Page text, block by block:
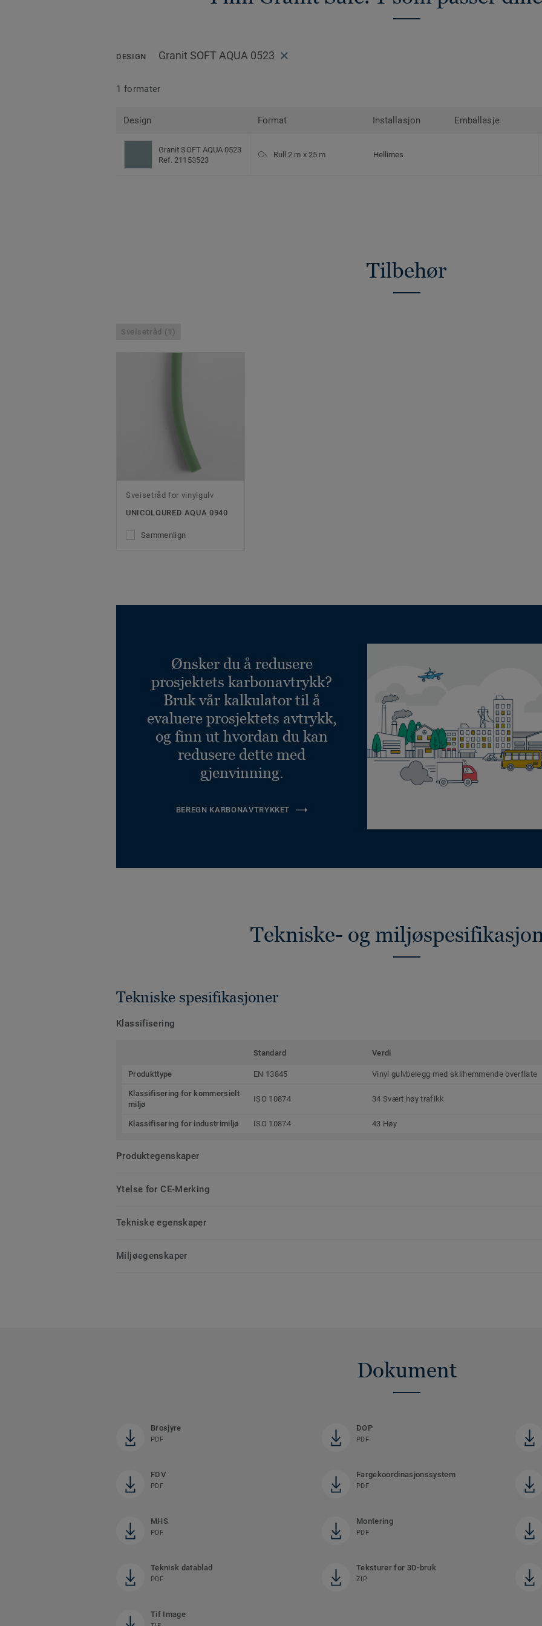
DESIGN Granit SOFT AQUA 0523
1 formater
Design Format Installasjon Emballasje
Granit SOFT AQUA 0523
Ref. 21153523
Rull 2 m x 25 m Hellimes
Tilbehør
Sveisetråd (1)
Sveisetråd for vinylgulv
UNICOLOURED AQUA 0940
Sammenlign
Ønsker du å redusere
prosjektets karbonavtrykk?
Bruk vår kalkulator til å
evaluere prosjektets avtrykk,
og finn ut hvordan du kan
redusere dette med
gjenvinning.
BEREGN KARBONAVTRYKKET
Tekniske- og
Tekniske spesifikasjoner
Klassifisering
Standard Verdi
Produkttype EN 13845 Vinyl gulvbelegg med sklihemmende overflate
Klassifisering for kommersielt
miljø
ISO 10874 34 Svært høy trafikk
Klassifisering for industrimiljø ISO 10874 43 Høy
Produktegenskaper
Ytelse for CE-Merking
Tekniske egenskaper
Miljøegenskaper
Dokument
Brosjyre
PDF
DOP
PDF
FDV
PDF
Fargekoordinasjonssystem
PDF
MHS
PDF
Montering
PDF
Teknisk datablad
PDF
Teksturer for 3D-bruk
ZIP
Tif Image